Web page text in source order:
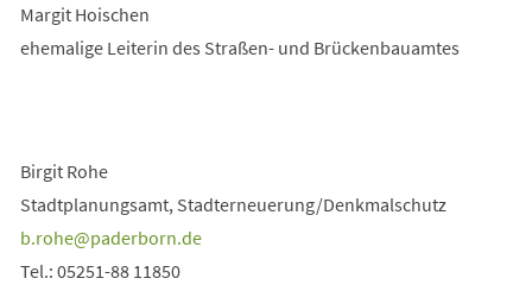
Margit Hoischen
ehemalige Leiterin des Straßen- und Brückenbauamtes
Birgit Rohe
Stadtplanungsamt, Stadterneuerung/Denkmalschutz
b.rohe
paderborn de
Tel.: 05251-88 11850